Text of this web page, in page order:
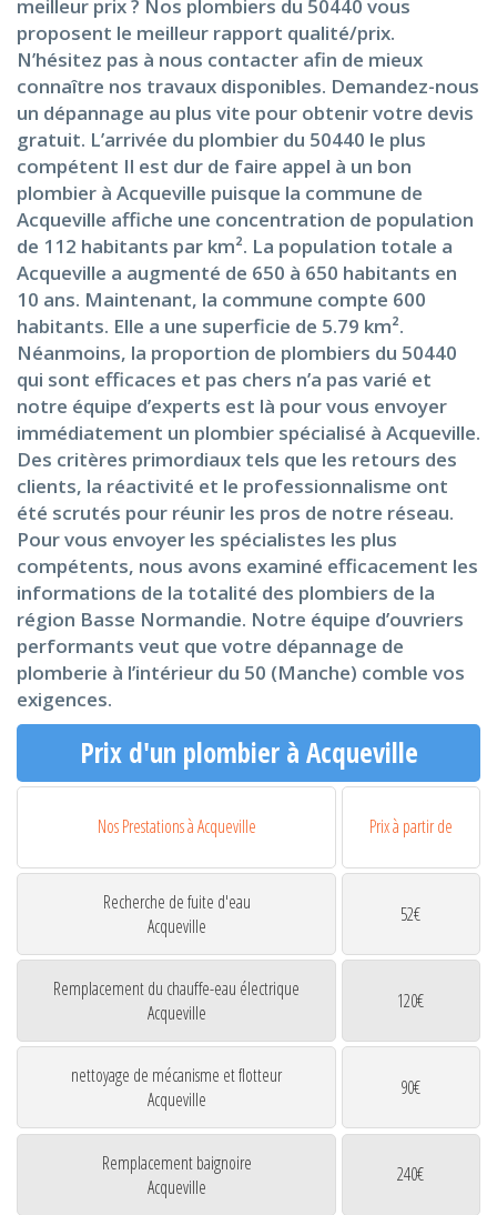
meilleur prix ? Nos plombiers du 50440 vous
proposent le meilleur rapport qualité/prix.
N’hésitez pas à nous contacter afin de mieux
connaître nos travaux disponibles. Demandez-nous
un dépannage au plus vite pour obtenir votre devis
gratuit. L’arrivée du plombier du 50440 le plus
compétent Il est dur de faire appel à un bon
plombier à Acqueville puisque la commune de
Acqueville affiche une concentration de population
de 112 habitants par km². La population totale a
Acqueville a augmenté de 650 à 650 habitants en
10 ans. Maintenant, la commune compte 600
habitants. Elle a une superficie de 5.79 km².
Néanmoins, la proportion de plombiers du 50440
qui sont efficaces et pas chers n’a pas varié et
notre équipe d’experts est là pour vous envoyer
immédiatement un plombier spécialisé à Acqueville.
Des critères primordiaux tels que les retours des
clients, la réactivité et le professionnalisme ont
été scrutés pour réunir les pros de notre réseau.
Pour vous envoyer les spécialistes les plus
compétents, nous avons examiné efficacement les
informations de la totalité des plombiers de la
région Basse Normandie. Notre équipe d’ouvriers
performants veut que votre dépannage de
plomberie à l’intérieur du 50 (Manche) comble vos
exigences.
Prix d'un plombier à Acqueville
Nos Prestations à Acqueville Prix à partir de
Recherche de fuite d'eau
Acqueville
52€
Remplacement du chauffe-eau électrique
Acqueville
120€
nettoyage de mécanisme et flotteur
Acqueville
90€
Remplacement baignoire
Acqueville
240€